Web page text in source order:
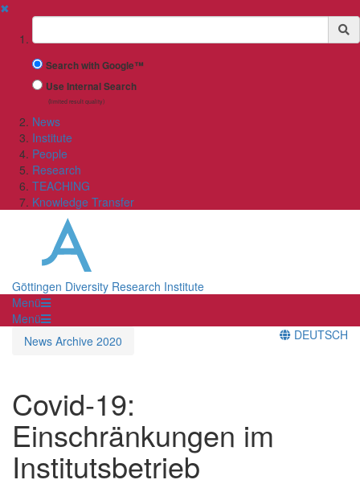
✖
Suchbegriff
Search with Google™
Use Internal Search
(limited result quality)
News
Institute
People
Research
TEACHING
Knowledge Transfer
Göttingen Diversity Research Institute
Menü
Menü
News Archive 2020
DEUTSCH
Covid-19:
Einschränkungen im
Institutsbetrieb